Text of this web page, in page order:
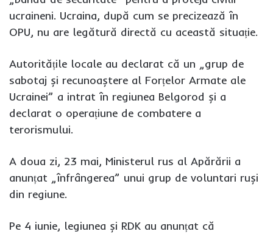
ucraineni. Ucraina, după cum se precizează în
OPU, nu are legătură directă cu această situație.
Autoritățile locale au declarat că un „grup de
sabotaj și recunoaștere al Forțelor Armate ale
Ucrainei” a intrat în regiunea Belgorod și a
declarat o operațiune de combatere a
terorismului.
A doua zi, 23 mai, Ministerul rus al Apărării a
anunțat „înfrângerea” unui grup de voluntari ruși
din regiune.
Pe 4 iunie, legiunea și RDK au anunțat că